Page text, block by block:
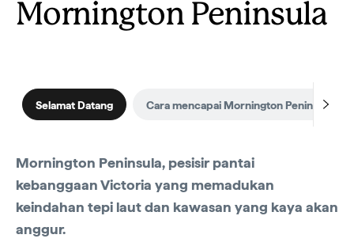
Mornington Peninsula
Selamat Datang Cara mencapai Mornington Peninsula
Mornington Peninsula, pesisir pantai
kebanggaan Victoria yang memadukan
keindahan tepi laut dan kawasan yang kaya akan
anggur.